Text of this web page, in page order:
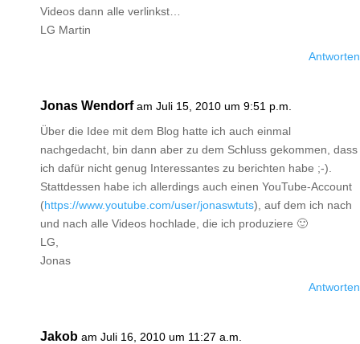
Videos dann alle verlinkst…
LG Martin
Antworten
Jonas Wendorf am Juli 15, 2010 um 9:51 p.m.
Über die Idee mit dem Blog hatte ich auch einmal
nachgedacht, bin dann aber zu dem Schluss gekommen, dass
ich dafür nicht genug Interessantes zu berichten habe ;-).
Stattdessen habe ich allerdings auch einen YouTube-Account
(https://www.youtube.com/user/jonaswtuts), auf dem ich nach
und nach alle Videos hochlade, die ich produziere 🙂
LG,
Jonas
Antworten
Jakob am Juli 16, 2010 um 11:27 a.m.